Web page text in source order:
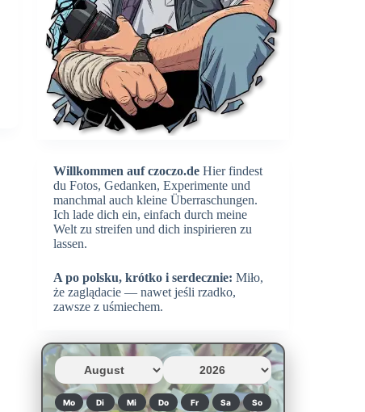
Willkommen auf czoczo.de Hier findest
du Fotos, Gedanken, Experimente und
manchmal auch kleine Überraschungen.
Ich lade dich ein, einfach durch meine
Welt zu streifen und dich inspirieren zu
lassen.
A po polsku, krótko i serdecznie: Miło,
że zaglądacie — nawet jeśli rzadko,
zawsze z uśmiechem.
Mo Di Mi Do Fr Sa So